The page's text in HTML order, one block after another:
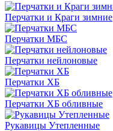
Перчатки и Краги зимние
Перчатки МБС
Перчатки нейлоновые
Перчатки ХБ
Перчатки ХБ обливные
Рукавицы Утепленные